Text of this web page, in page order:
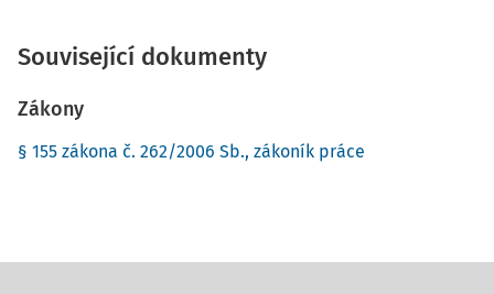
Související dokumenty
Zákony
§ 155 zákona č. 262/2006 Sb., zákoník práce